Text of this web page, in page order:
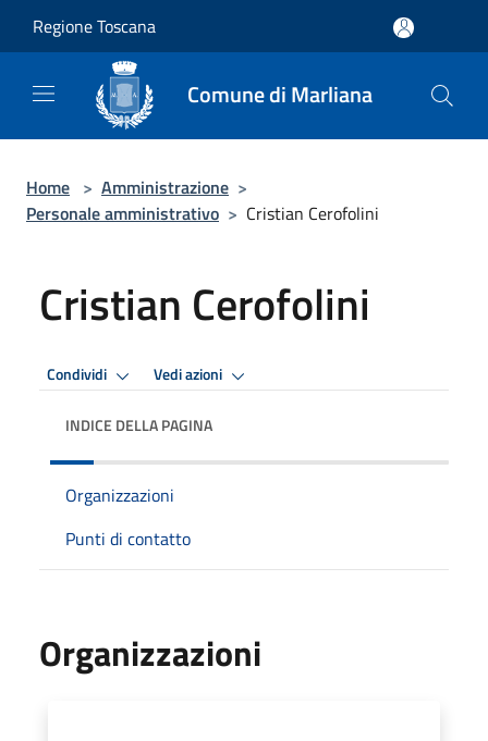
Regione Toscana
Comune di Marliana
Home > Amministrazione >
Personale amministrativo > Cristian Cerofolini
Cristian Cerofolini
Condividi Vedi azioni
INDICE DELLA PAGINA
Organizzazioni
Punti di contatto
Organizzazioni